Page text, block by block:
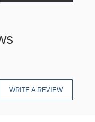
WRITE A REVIEW